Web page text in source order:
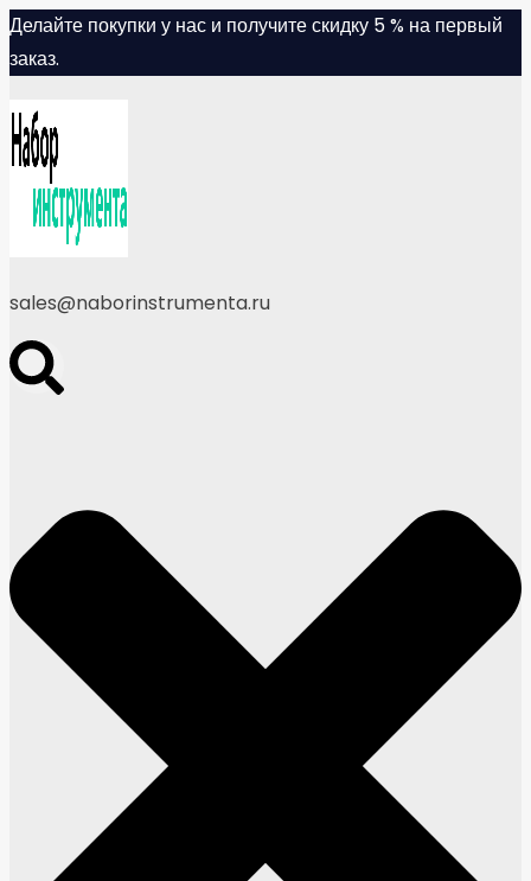
Skip
to
Делайте покупки у нас и получите скидку 5 % на первый
заказ.
sales@naborinstrumenta.ru